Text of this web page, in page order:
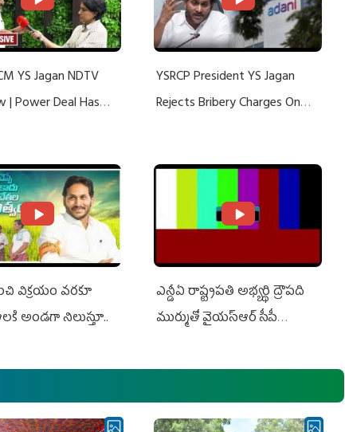
YS Jagan NDTV
| Power Deal Has
YSRCP President YS Jagan
Rejects Bribery Charges On
విక్రయం వరకూ
అండగా నిలుస్తూ..
ఎన్డీఏ రాష్ట్ర‌ప‌తి అభ్య‌ర్థి ద్రౌప‌ది
ముర్ముతో వైయ‌స్ఆర్ సీపీ
ఎమ్మెల్యేలు, ఎంపీల స‌మావేశం